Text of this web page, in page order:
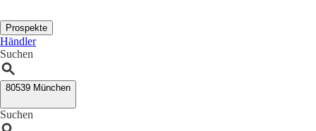
Prospekte
Händler
Suchen
80539 München
Suchen